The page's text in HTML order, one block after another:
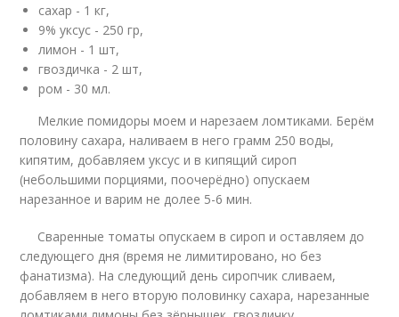
сахар - 1 кг,
9% уксус - 250 гр,
лимон - 1 шт,
гвоздичка - 2 шт,
ром - 30 мл.
Мелкие помидоры моем и нарезаем ломтиками. Берём
половину сахара, наливаем в него грамм 250 воды,
кипятим, добавляем уксус и в кипящий сироп
(небольшими порциями, поочерёдно) опускаем
нарезанное и варим не долее 5-6 мин.
Сваренные томаты опускаем в сироп и оставляем до
следующего дня (время не лимитировано, но без
фанатизма). На следующий день сиропчик сливаем,
добавляем в него вторую половинку сахара, нарезанные